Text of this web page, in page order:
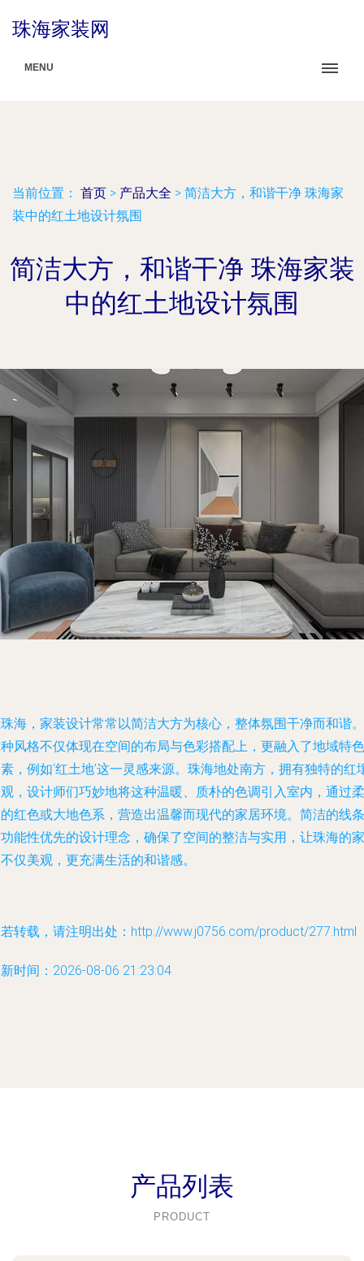
珠海家装网
MENU
当前位置： 首页 > 产品大全 > 简洁大方，和谐干净 珠海家
装中的红土地设计氛围
简洁大方，和谐干净 珠海家装
中的红土地设计氛围
海，家装设计常常以简洁大方为核心，整体氛围干净而和谐。
风格不仅体现在空间的布局与色彩搭配上，更融入了地域特色
，例如‘红土地’这一灵感来源。珠海地处南方，拥有独特的红
，设计师们巧妙地将这种温暖、质朴的色调引入室内，通过柔
红色或大地色系，营造出温馨而现代的家居环境。简洁的线条
能性优先的设计理念，确保了空间的整洁与实用，让珠海的家
仅美观，更充满生活的和谐感。
转载，请注明出处：http://www.j0756.com/product/277.html
时间：2026-08-06 21:23:04
产品列表
PRODUCT